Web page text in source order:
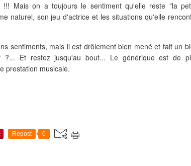
!!! Mais on a toujours le sentiment qu'elle reste "la
naturel, son jeu d'actrice et les situations qu'elle
sentiments, mais il est drôlement bien mené et fait un
?... Et restez jusqu'au bout... Le générique est de
prestation musicale.
Repost 0